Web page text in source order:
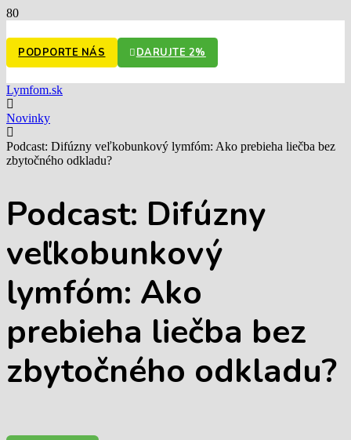
PODPORTE NÁS DARUJTE 2%
Lymfom.sk
Novinky
Podcast: Difúzny veľkobunkový lymfóm: Ako prebieha liečba bez
zbytočného odkladu?
Podcast: Difúzny
veľkobunkový
lymfóm: Ako
prebieha liečba bez
zbytočného odkladu?